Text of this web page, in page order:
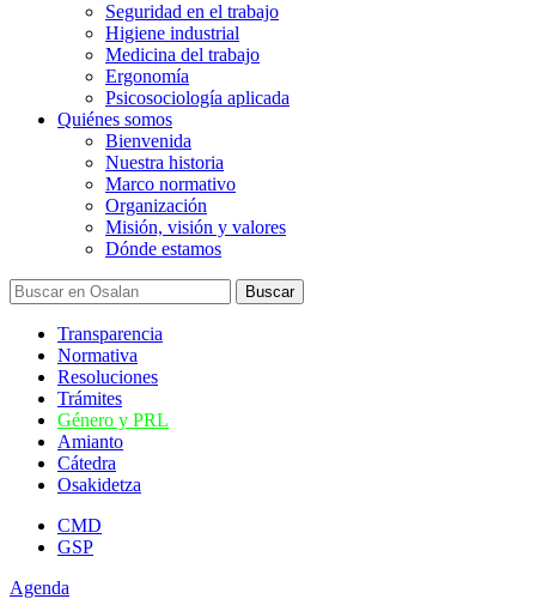
Seguridad en el trabajo
Higiene industrial
Medicina del trabajo
Ergonomía
Psicosociología aplicada
Quiénes somos
Bienvenida
Nuestra historia
Marco normativo
Organización
Misión, visión y valores
Dónde estamos
Transparencia
Normativa
Resoluciones
Trámites
Género y PRL
Amianto
Cátedra
Osakidetza
CMD
GSP
Agenda